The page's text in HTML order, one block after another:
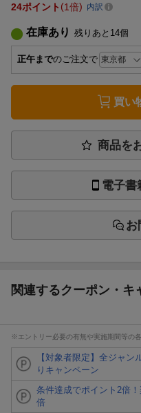
24ポイント 1倍 内訳
在庫あり 残りあと 14個
正午までのご注文で
買い
商品を
電子書
お
関連するクーポン・キ
※エントリー必要の有無や実施期間等の
【対象者限定】全ジャ
りキャンペーン
条件達成でポイント2倍
倍